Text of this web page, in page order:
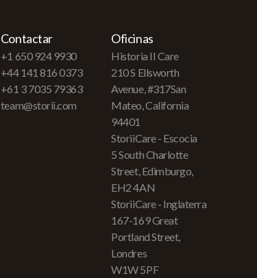
Contactar
+1 650 924 9930
+44 141 816 0373
+61 3 7035 79363
team@storii.com
Oficinas
Historia II Care
210 S Ellsworth
Avenue, #317San
Mateo, California
94401
StoriiCare - Escocia
5 South Charlotte
Street, Edimburgo,
EH2 4AN
StoriiCare - Inglaterra
167-169 Great
Portland Street,
Londres
W1W 5PF